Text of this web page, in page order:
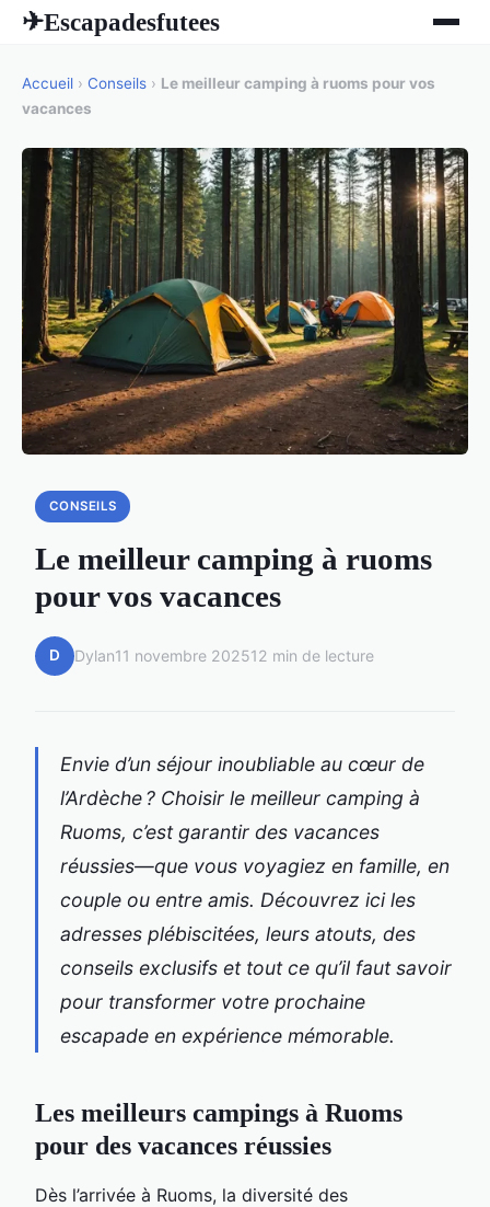
✈Escapadesfutees
Accueil › Conseils › Le meilleur camping à ruoms pour vos
vacances
CONSEILS
Le meilleur camping à ruoms
pour vos vacances
D Dylan11 novembre 202512 min de lecture
Envie d’un séjour inoubliable au cœur de
l’Ardèche ? Choisir le meilleur camping à
Ruoms, c’est garantir des vacances
réussies­—que vous voyagiez en famille, en
couple ou entre amis. Découvrez ici les
adresses plébiscitées, leurs atouts, des
conseils exclusifs et tout ce qu’il faut savoir
pour transformer votre prochaine
escapade en expérience mémorable.
Les meilleurs campings à Ruoms
pour des vacances réussies
Dès l’arrivée à Ruoms, la diversité des